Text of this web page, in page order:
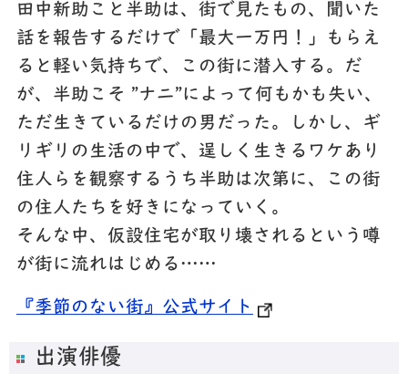
田中新助こと半助は、街で見たもの、聞いた
話を報告するだけで「最大一万円！」もらえ
ると軽い気持ちで、この街に潜入する。だ
が、半助こそ ”ナニ”によって何もかも失い、
ただ生きているだけの男だった。しかし、ギ
リギリの生活の中で、逞しく生きるワケあり
住人らを観察するうち半助は次第に、この街
の住人たちを好きになっていく。
そんな中、仮設住宅が取り壊されるという噂
が街に流れはじめる……
『季節のない街』公式サイト
出演俳優